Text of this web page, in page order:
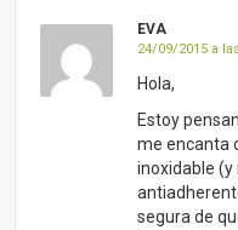
EVA
24/09/2015 a
Hola,
Estoy
me encanta
inoxidable
segura de